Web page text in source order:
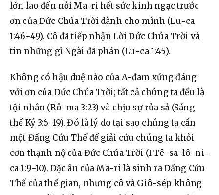
lớn lao đến nỗi Ma-ri hết sức kinh ngạc trước
ơn của Đức Chúa Trời dành cho mình (Lu-ca
1:46-49). Cô đã tiếp nhận Lời Đức Chúa Trời và
tin những gì Ngài đã phán (Lu-ca 1:45).
Không có hậu duệ nào của A-đam xứng đáng
với ơn của Đức Chúa Trời; tất cả chúng ta đều là
tội nhân (Rô-ma 3:23) và chịu sự rủa sả (Sáng
thế Ký 3:6-19). Đó là lý do tại sao chúng ta cần
một Đấng Cứu Thế để giải cứu chúng ta khỏi
cơn thạnh nộ của Đức Chúa Trời (I Tê-sa-lô-ni-
ca 1:9-10). Đặc ân của Ma-ri là sinh ra Đấng Cứu
Thế của thế gian, nhưng cô và Giô-sép không